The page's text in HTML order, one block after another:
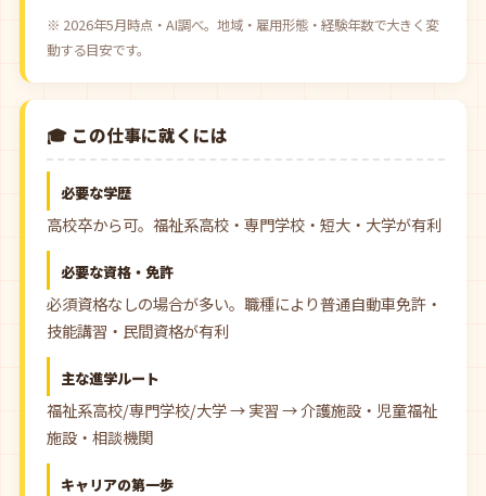
※ 2026年5月時点・AI調べ。地域・雇用形態・経験年数で大きく変
動する目安です。
🎓 この仕事に就くには
必要な学歴
高校卒から可。福祉系高校・専門学校・短大・大学が有利
必要な資格・免許
必須資格なしの場合が多い。職種により普通自動車免許・
技能講習・民間資格が有利
主な進学ルート
福祉系高校/専門学校/大学 → 実習 → 介護施設・児童福祉
施設・相談機関
キャリアの第一歩